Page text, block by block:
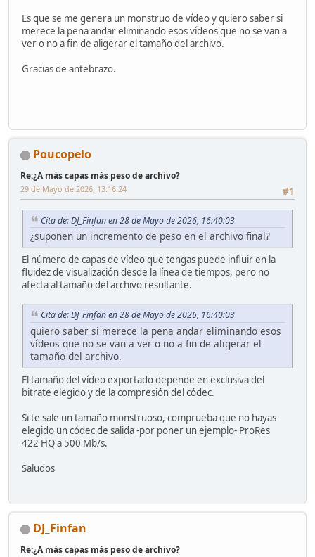
Es que se me genera un monstruo de vídeo y quiero saber si
merece la pena andar eliminando esos vídeos que no se van a
ver o no a fin de aligerar el tamaño del archivo.
Gracias de antebrazo.
Poucopelo
Re:¿A más capas más peso de archivo?
#1
29 de Mayo de 2026, 13:16:24
Cita de: DJ_Finfan en 28 de Mayo de 2026, 16:40:03
¿suponen un incremento de peso en el archivo final?
El número de capas de vídeo que tengas puede influir en la
fluidez de visualización desde la línea de tiempos, pero no
afecta al tamaño del archivo resultante.
Cita de: DJ_Finfan en 28 de Mayo de 2026, 16:40:03
quiero saber si merece la pena andar eliminando esos
vídeos que no se van a ver o no a fin de aligerar el
tamaño del archivo.
El tamaño del vídeo exportado depende en exclusiva del
bitrate elegido y de la compresión del códec.
Si te sale un tamaño monstruoso, comprueba que no hayas
elegido un códec de salida -por poner un ejemplo- ProRes
422 HQ a 500 Mb/s.
Saludos
DJ_Finfan
Re:¿A más capas más peso de archivo?